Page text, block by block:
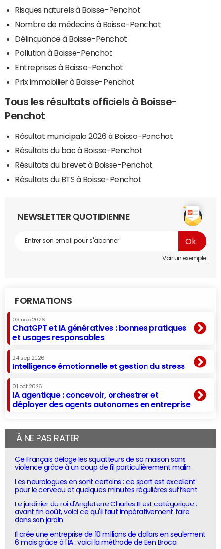
Risques naturels à Boisse-Penchot
Nombre de médecins à Boisse-Penchot
Délinquance à Boisse-Penchot
Pollution à Boisse-Penchot
Entreprises à Boisse-Penchot
Prix immobilier à Boisse-Penchot
Tous les résultats officiels à Boisse-
Penchot
Résultat municipale 2026 à Boisse-Penchot
Résultats du bac à Boisse-Penchot
Résultats du brevet à Boisse-Penchot
Résultats du BTS à Boisse-Penchot
NEWSLETTER QUOTIDIENNE
Voir un exemple
FORMATIONS
03 sep 2026
ChatGPT et IA génératives : bonnes pratiques
et usages responsables
24 sep 2026
Intelligence émotionnelle et gestion du stress
01 oct 2026
IA agentique : concevoir, orchestrer et
déployer des agents autonomes en entreprise
À NE PAS RATER
Ce Français déloge les squatteurs de sa maison sans
violence grâce à un coup de fil particulièrement malin
Les neurologues en sont certains : ce sport est excellent
pour le cerveau et quelques minutes régulières suffisent
Le jardinier du roi d'Angleterre Charles III est catégorique :
avant fin août, voici ce qu'il faut impérativement faire
dans son jardin
Il crée une entreprise de 10 millions de dollars en seulement
6 mois grâce à l'IA : voici la méthode de Ben Broca